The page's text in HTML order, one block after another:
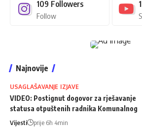
109 Followers
Follow
Najnovije
USAGLAŠAVANJE IZJAVE
VIDEO: Postignut dogovor za rješavanje
statusa otpuštenih radnika Komunalnog
Vijesti prije 6h 4min